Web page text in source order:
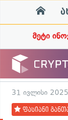
მეტი
31 ივლისი
ფასიანი